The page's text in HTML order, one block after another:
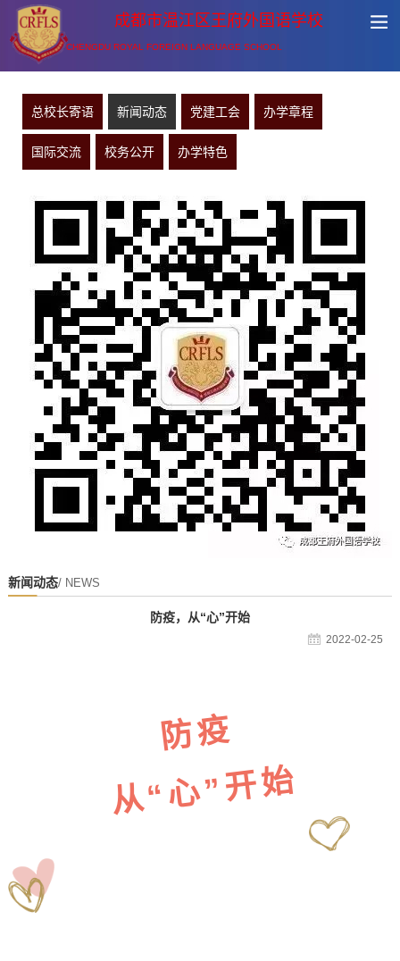
成都市温江区王府外国语学校
CHENGDU ROYAL FOREIGN LANGUAGE SCHOOL
总校长寄语 新闻动态 党建工会 办学章程
国际交流 校务公开 办学特色
新闻动态/ NEWS
防疫，从“心”开始
2022-02-25
防疫
从“心”开始